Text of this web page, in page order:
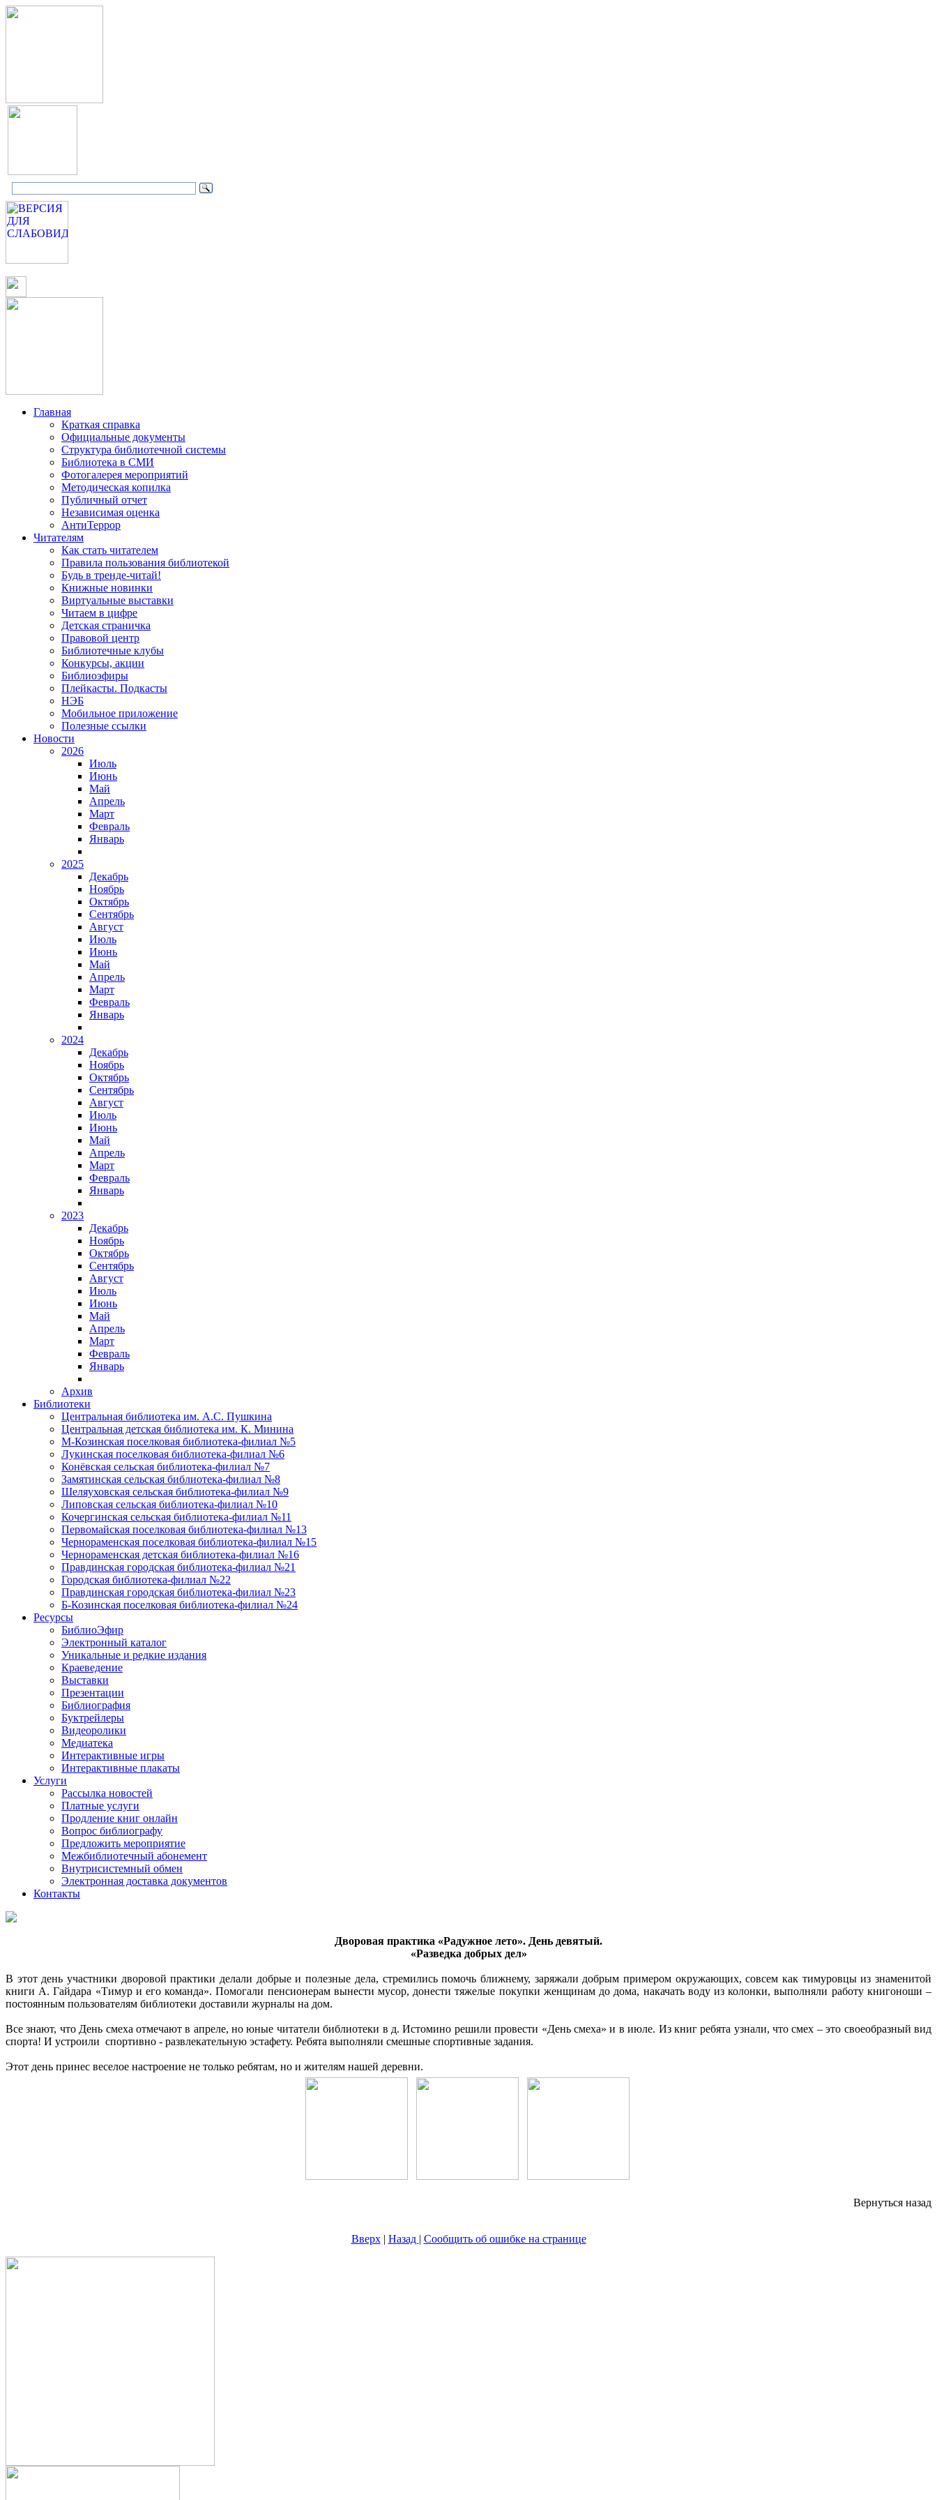
Главная
Краткая справка
Официальные документы
Структура библиотечной системы
Библиотека в СМИ
Фотогалерея мероприятий
Методическая копилка
Публичный отчет
Независимая оценка
АнтиТеррор
Читателям
Как стать читателем
Правила пользования библиотекой
Будь в тренде-читай!
Книжные новинки
Виртуальные выставки
Читаем в цифре
Детская страничка
Правовой центр
Библиотечные клубы
Конкурсы, акции
Библиоэфиры
Плейкасты. Подкасты
НЭБ
Мобильное приложение
Полезные ссылки
Новости
2026
Июль
Июнь
Май
Апрель
Март
Февраль
Январь
2025
Декабрь
Ноябрь
Октябрь
Сентябрь
Август
Июль
Июнь
Май
Апрель
Март
Февраль
Январь
2024
Декабрь
Ноябрь
Октябрь
Сентябрь
Август
Июль
Июнь
Май
Апрель
Март
Февраль
Январь
2023
Декабрь
Ноябрь
Октябрь
Сентябрь
Август
Июль
Июнь
Май
Апрель
Март
Февраль
Январь
Архив
Библиотеки
Центральная библиотека им. А.С. Пушкина
Центральная детская библиотека им. К. Минина
М-Козинская поселковая библиотека-филиал №5
Лукинская поселковая библиотека-филиал №6
Конёвская сельская библиотека-филиал №7
Замятинская сельская библиотека-филиал №8
Шеляуховская сельская библиотека-филиал №9
Липовская сельская библиотека-филиал №10
Кочергинская сельская библиотека-филиал №11
Первомайская поселковая библиотека-филиал №13
Чернораменская поселковая библиотека-филиал №15
Чернораменская детская библиотека-филиал №16
Правдинская городская библиотека-филиал №21
Городская библиотека-филиал №22
Правдинская городская библиотека-филиал №23
Б-Козинская поселковая библиотека-филиал №24
Ресурсы
БиблиоЭфир
Электронный каталог
Уникальные и редкие издания
Краеведение
Выставки
Презентации
Библиография
Буктрейлеры
Видеоролики
Медиатека
Интерактивные игры
Интерактивные плакаты
Услуги
Рассылка новостей
Платные услуги
Продление книг онлайн
Вопрос библиографу
Предложить мероприятие
Межбиблиотечный абонемент
Внутрисистемный обмен
Электронная доставка документов
Контакты
Дворовая практика «Радужное лето». День девятый.
«Разведка добрых дел»
В этот день участники дворовой практики делали добрые и полезные дела, стремились помочь ближнему, заряжали добрым примером окружающих, совсем как тимуровцы из знаменитой
книги А. Гайдара «Тимур и его команда». Помогали пенсионерам вынести мусор, донести тяжелые покупки женщинам до дома, накачать воду из колонки, выполняли работу книгоноши –
постоянным пользователям библиотеки доставили журналы на дом.
Все знают, что День смеха отмечают в апреле, но юные читатели библиотеки в д. Истомино решили провести «День смеха» и в июле. Из книг ребята узнали, что смех – это своеобразный вид
спорта! И устроили спортивно - развлекательную эстафету. Ребята выполняли смешные спортивные задания.
Этот день принес веселое настроение не только ребятам, но и жителям нашей деревни.
Вернуться назад
Вверх| Назад | Сообщить об ошибке на странице